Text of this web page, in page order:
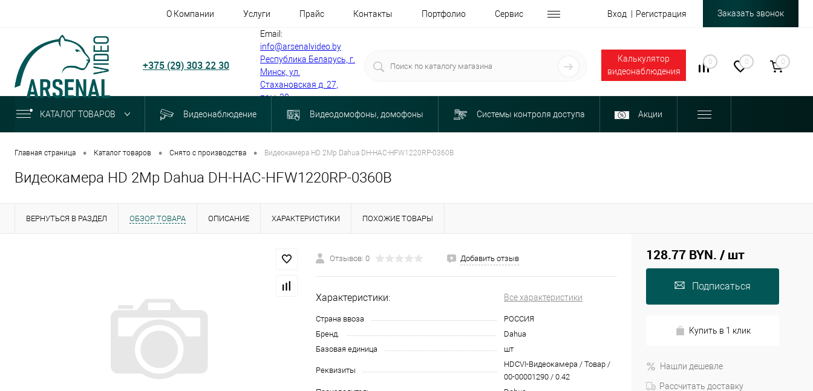
О Компании Услуги Прайс Контакты Портфолио Сервис Вход Регистрация Заказать звонок
+375 (29) 303 22 30
Email:
info@arsenalvideo.by
Республика Беларусь, г.
Минск, ул.
Стахановская д. 27,
пом. 30
Калькулятор
видеонаблюдения
0 0 0
КАТАЛОГ ТОВАРОВ Видеонаблюдение Видеодомофоны, домофоны Системы контроля доступа Акции
Главная страница • Каталог товаров • Снято с производства • Видеокамера HD 2Mp Dahua DH-HAC-HFW1220RP-0360B
Видеокамера HD 2Mp Dahua DH-HAC-HFW1220RP-0360B
ВЕРНУТЬСЯ В РАЗДЕЛ ОБЗОР ТОВАРА ОПИСАНИЕ ХАРАКТЕРИСТИКИ ПОХОЖИЕ ТОВАРЫ
Отзывов: 0 Добавить отзыв
Характеристики: Все характеристики
Страна ввоза
РОССИЯ
Бренд.
Dahua
Базовая единица
шт
Реквизиты
HDCVI-Видеокамера / Товар /
00-00001290 / 0.42
128.77 BYN. / шт
Подписаться
Купить в 1 клик
Нашли дешевле
Рассчитать доставку